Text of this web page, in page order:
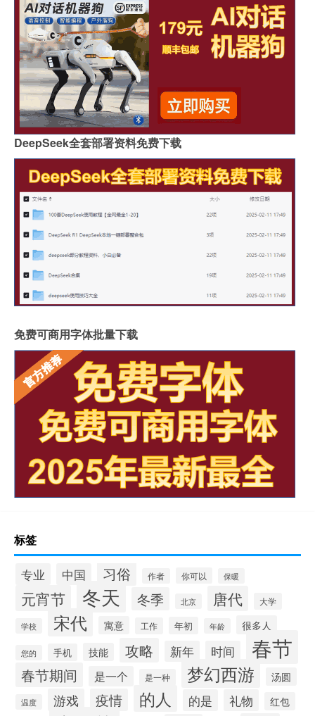
DeepSeek全套部署资料免费下载
免费可商用字体批量下载
标签
专业 中国 习俗 作者 你可以 保暖
元宵节 冬天 冬季 北京 唐代 大学
学校 宋代 寓意 工作 年初 年龄 很多人
您的 手机 技能 攻略 新年 时间 春节
春节期间 是一个 是一种 梦幻西游 汤圆
温度 游戏 疫情 的人 的是 礼物 红包